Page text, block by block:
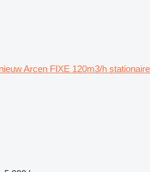
nieuw Arcen FIXE 120m3/h stationaire